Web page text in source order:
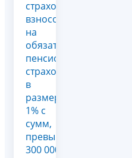
страховых
взносов
на
обязательное
пенсионное
страхование
в
размере
1% с
сумм,
превышающих
300 000